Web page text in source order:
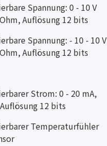
Spannung: 0 - 10 V
Auflösung 12 bits
Spannung: - 10 - 10 V
Auflösung 12 bits
Strom: 0 - 20 mA,
12 bits
Temperaturfühler